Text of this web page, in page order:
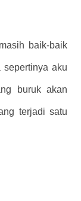
baik-baik
aku
buruk akan
terjadi satu